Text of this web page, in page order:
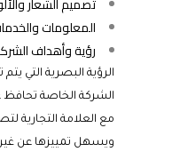
المعلومات
رؤية وأهداف
الرؤية البصرية التي
الشركة الخاصة
مع العلامة التجارية
ويسهل تمييزها عن